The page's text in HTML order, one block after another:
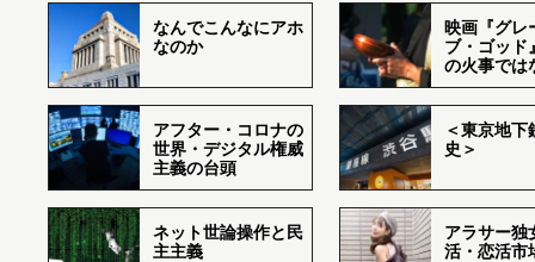
なんでこんなにアホ
なのか
映画『グレ
ブ・ゴッド
の火事では
アフター・コロナの
世界・デジタル権威
主義の台頭
＜東京地下
史＞
ネット世論操作と民
主主義
アラサー独
活・恋活市